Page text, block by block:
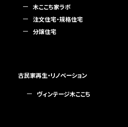
木ここち家ラボ
注文住宅・規格住宅
分譲住宅
古民家再生・リノベーション
ヴィンテージ木ここち